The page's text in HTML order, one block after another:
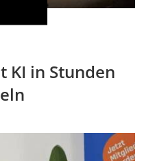
KI in Stunden